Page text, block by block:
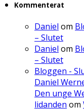
Kommenterat
Daniel om
– Slutet
Daniel om
– Slutet
Bloggen -
Daniel
Den unge
lidanden om